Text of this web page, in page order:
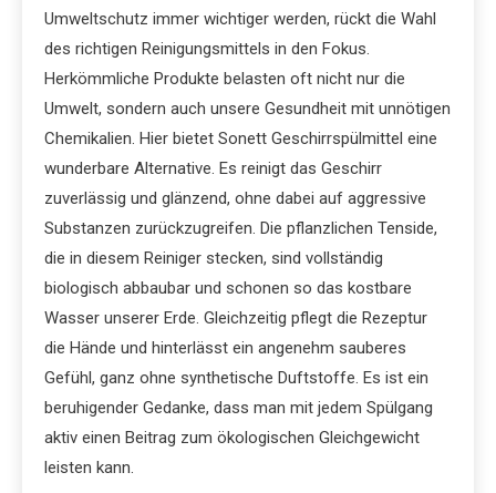
Umweltschutz immer wichtiger werden, rückt die Wahl
des richtigen Reinigungsmittels in den Fokus.
Herkömmliche Produkte belasten oft nicht nur die
Umwelt, sondern auch unsere Gesundheit mit unnötigen
Chemikalien. Hier bietet Sonett Geschirrspülmittel eine
wunderbare Alternative. Es reinigt das Geschirr
zuverlässig und glänzend, ohne dabei auf aggressive
Substanzen zurückzugreifen. Die pflanzlichen Tenside,
die in diesem Reiniger stecken, sind vollständig
biologisch abbaubar und schonen so das kostbare
Wasser unserer Erde. Gleichzeitig pflegt die Rezeptur
die Hände und hinterlässt ein angenehm sauberes
Gefühl, ganz ohne synthetische Duftstoffe. Es ist ein
beruhigender Gedanke, dass man mit jedem Spülgang
aktiv einen Beitrag zum ökologischen Gleichgewicht
leisten kann.